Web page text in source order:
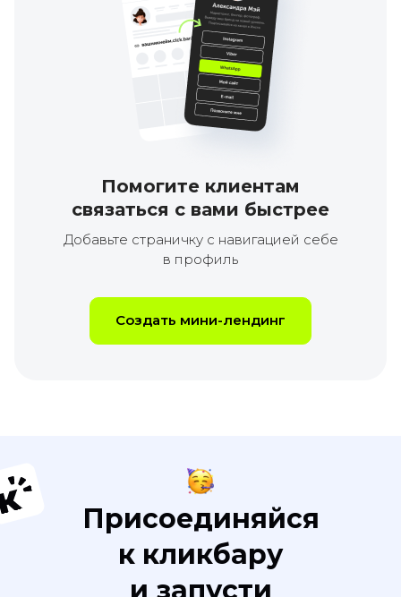
Помогите клиентам
связаться с вами быстрее
Добавьте страничку с навигацией себе
в профиль
Создать мини-лендинг
Присоединяйся
к кликбару
и запусти